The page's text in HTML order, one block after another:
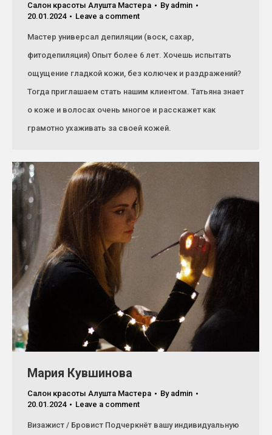
Салон красоты Алушта Мастера By admin
20.01.2024
Leave a comment
Мастер универсал депиляции (воск, сахар,
фитодепиляция) Опыт более 6 лет. Хочешь испытать
ощущение гладкой кожи, без колючек и раздражений?
Тогда приглашаем стать нашим клиентом. Татьяна знает
о коже и волосах очень многое и расскажет как
грамотно ухаживать за своей кожей.
Мария Кувшинова
Салон красоты Алушта Мастера By admin
20.01.2024
Leave a comment
Визажист / Бровист Подчеркнёт вашу индивидуальную